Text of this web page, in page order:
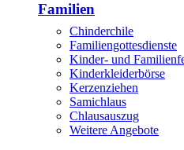
Familien
Chinderchile
Familiengottesdienste
Kinder- und
Kinderkleiderbörse
Kerzenziehen
Samichlaus
Chlausauszug
Weitere Angebote